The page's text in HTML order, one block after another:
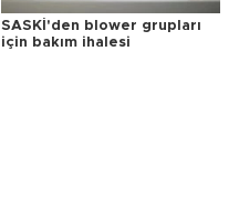
SASKİ'den blower grupları
için bakım ihalesi